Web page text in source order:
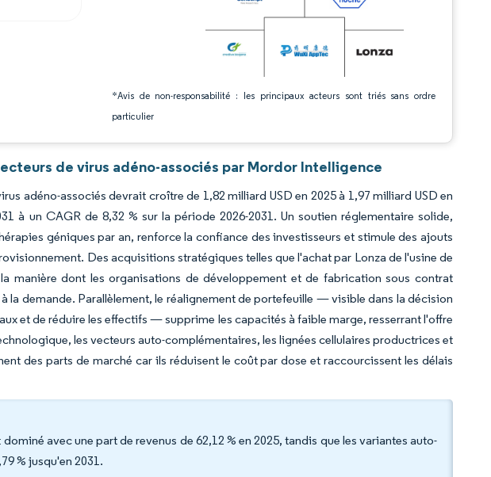
*Avis de non-responsabilité : les principaux acteurs sont triés sans ordre
particulier
de virus adéno-associés par Mordor Intelligence
adéno-associés devrait croître de 1,82 milliard USD en 2025 à 1,97 milliard USD en
à un CAGR de 8,32 % sur la période 2026-2031. Un soutien réglementaire solide,
géniques par an, renforce la confiance des investisseurs et stimule des ajouts
Des acquisitions stratégiques telles que l'achat par Lonza de l'usine de
manière dont les organisations de développement et de fabrication sous contrat
la demande. Parallèlement, le réalignement de portefeuille — visible dans la décision
et de réduire les effectifs — supprime les capacités à faible marge, resserrant l'offre
les vecteurs auto-complémentaires, les lignées cellulaires productrices et
des parts de marché car ils réduisent le coût par dose et raccourcissent les délais
avec une part de revenus de 62,12 % en 2025, tandis que les variantes auto-
% jusqu'en 2031.